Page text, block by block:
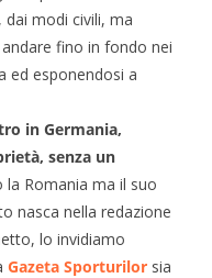
dai modi civili, ma
fino in fondo nei
ed esponendosi a
in Germania,
senza un
la Romania ma il suo
nasca nella redazione
lo invidiamo
Gazeta Sporturilor sia